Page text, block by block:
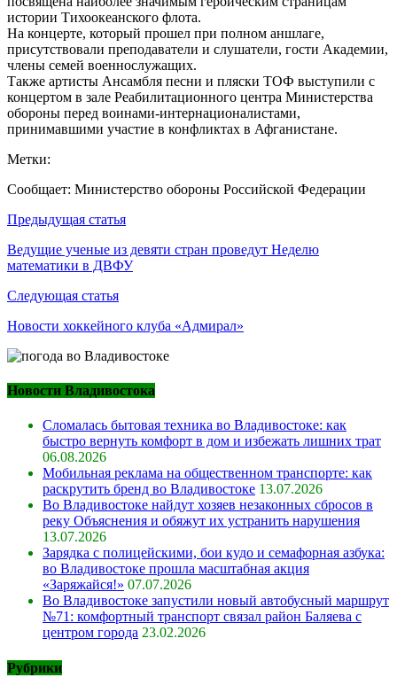
истории Тихоокеанского флота.
На концерте, который прошел при полном аншлаге,
присутствовали преподаватели и слушатели, гости Академии,
члены семей военнослужащих.
Также артисты Ансамбля песни и пляски ТОФ выступили с
концертом в зале Реабилитационного центра Министерства
обороны перед воинами-интернационалистами,
принимавшими участие в конфликтах в Афганистане.
Метки:
Сообщает: Министерство обороны Российской Федерации
Навигация
по
записям
Предыдущая статья
Ведущие ученые из девяти стран проведут Неделю
математики в ДВФУ
Следующая статья
Новости хоккейного клуба «Адмирал»
Новости Владивостока
Сломалась бытовая техника во Владивостоке: как
быстро вернуть комфорт в дом и избежать лишних трат
06.08.2026
Мобильная реклама на общественном транспорте: как
раскрутить бренд во Владивостоке 13.07.2026
Во Владивостоке найдут хозяев незаконных сбросов в
реку Объяснения и обяжут их устранить нарушения
13.07.2026
Зарядка с полицейскими, бои кудо и семафорная азбука:
во Владивостоке прошла масштабная акция
«Заряжайся!» 07.07.2026
Во Владивостоке запустили новый автобусный маршрут
№71: комфортный транспорт связал район Баляева с
центром города 23.02.2026
Рубрики